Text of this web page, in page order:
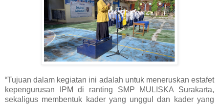
“Tujuan dalam kegiatan ini adalah untuk meneruskan estafet
kepengurusan IPM di ranting SMP MULISKA Surakarta,
sekaligus membentuk kader yang unggul dan kader yang